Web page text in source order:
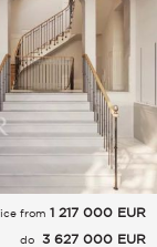
from 1 217 000 EUR
do
3 627 000 EUR